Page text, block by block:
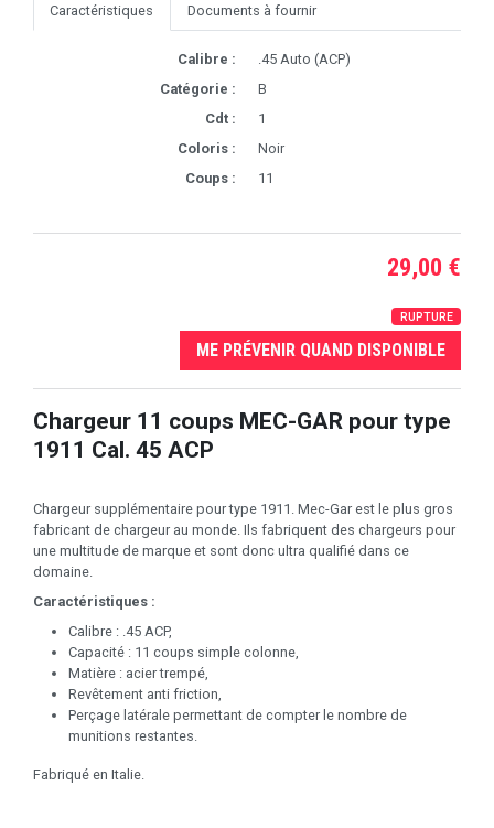
Caractéristiques Documents à fournir
Calibre :
.45 Auto (ACP)
Catégorie :
B
Cdt :
1
Coloris :
Noir
Coups :
11
29,00 €
RUPTURE
ME PRÉVENIR QUAND DISPONIBLE
Chargeur 11 coups MEC-GAR pour type
1911 Cal. 45 ACP
Chargeur supplémentaire pour type 1911. Mec-Gar est le plus gros
fabricant de chargeur au monde. Ils fabriquent des chargeurs pour
une multitude de marque et sont donc ultra qualifié dans ce
domaine.
Caractéristiques :
Calibre : .45 ACP,
Capacité : 11 coups simple colonne,
Matière : acier trempé,
Revêtement anti friction,
Perçage latérale permettant de compter le nombre de
munitions restantes.
Fabriqué en Italie.